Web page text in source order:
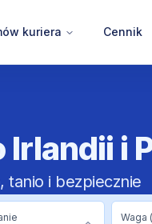
kuriera Cennik
Irlandii i
tanio i bezpiecznie
Waga